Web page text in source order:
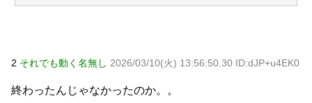
2 それでも動く名無し 2026/03/10(火) 13:56:50.30 ID:dJP+u4EK0
終わったんじゃなかったのか。。